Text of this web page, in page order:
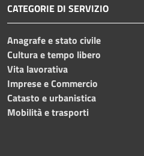
CATEGORIE DI SERVIZIO
Anagrafe e stato civile
Cultura e tempo libero
Vita lavorativa
Imprese e Commercio
Catasto e urbanistica
Mobilità e trasporti